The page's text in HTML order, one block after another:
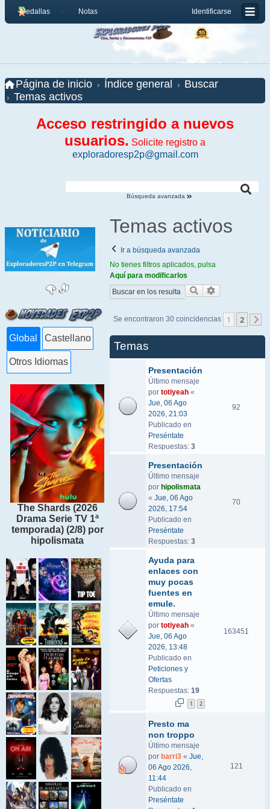
Identificarse
Medallas Notas
Página de inicio Índice general
Buscar
Temas activos
Acceso restringido a nuevos
usuarios. Solicite registro a
exploradoresp2p@gmail.com
Búsqueda avanzada
Global Castellano
Otros Idiomas
The Shards (2026
Drama Serie TV 1ª
temporada) (2/8) por
hipolismata
Temas activos
Ir a búsqueda avanzada
No tienes filtros aplicados, pulsa
Aquí para modificarlos
Buscar
Se encontraron 30 coincidencias 1 2
Temas
Presentación
Último mensaje
por totiyeah «
Jue, 06 Ago
2026, 21:03
Publicado en
Preséntate
Respuestas: 3
92
Presentación
Último mensaje
por hipolismata
« Jue, 06 Ago
2026, 17:54
Publicado en
Preséntate
Respuestas: 3
70
Ayuda para
enlaces con
muy pocas
fuentes en
emule.
Último mensaje
por totiyeah «
Jue, 06 Ago
2026, 13:48
Publicado en
Peticiones y
Ofertas
Respuestas: 19
1 2
163451
Presto ma
non troppo
Último mensaje
por barri3 « Jue,
06 Ago 2026,
11:44
Publicado en
Preséntate
121